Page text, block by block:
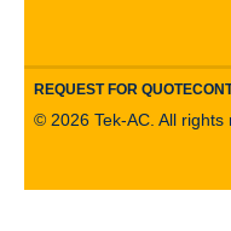
REQUEST FOR QUOTE
© 2026 Tek-AC. All rights